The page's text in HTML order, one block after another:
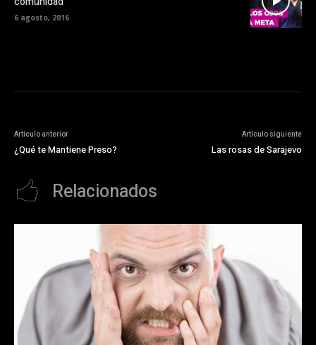
6 agosto, 2016
Artículo anterior
¿Qué te Mantiene Preso?
Artículo siguiente
Las rosas de Sarajevo
Relacionados